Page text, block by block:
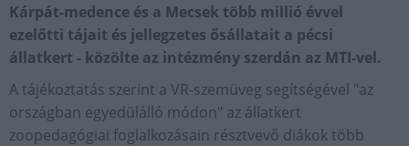
Kárpát-medence és a Mecsek több millió évvel
ezelőtti tájait és jellegzetes ősállatait a pécsi
állatkert - közölte az intézmény szerdán az MTI-vel.
A tájékoztatás szerint a VR-szemüveg segítségével "az
országban egyedülálló módon" az állatkert
zoopedagógiai foglalkozásain résztvevő diákok több